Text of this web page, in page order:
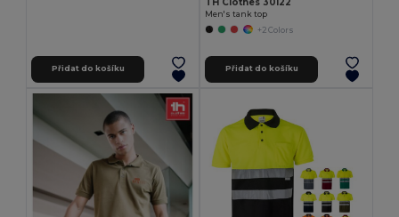
Přidat do košíku
Men's tank top
+2 Colors
Přidat do košíku